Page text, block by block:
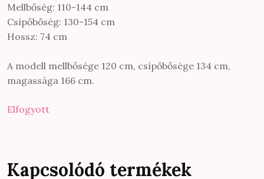
Mellbőség: 110-144 cm
Csípőbőség: 130-154 cm
Hossz: 74 cm
A modell mellbősége 120 cm, csípőbősége 134 cm,
magassága 166 cm.
Elfogyott
Kapcsolódó termékek